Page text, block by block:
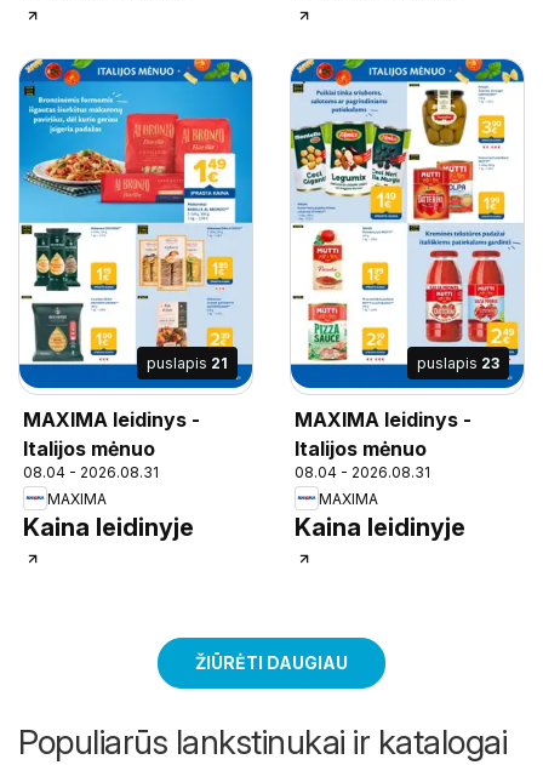
puslapis 21
MAXIMA leidinys -
Italijos mėnuo
08.04 - 2026.08.31
MAXIMA
Kaina leidinyje
puslapis 23
MAXIMA leidinys -
Italijos mėnuo
08.04 - 2026.08.31
MAXIMA
Kaina leidinyje
ŽIŪRĖTI DAUGIAU
Populiarūs lankstinukai ir katalogai